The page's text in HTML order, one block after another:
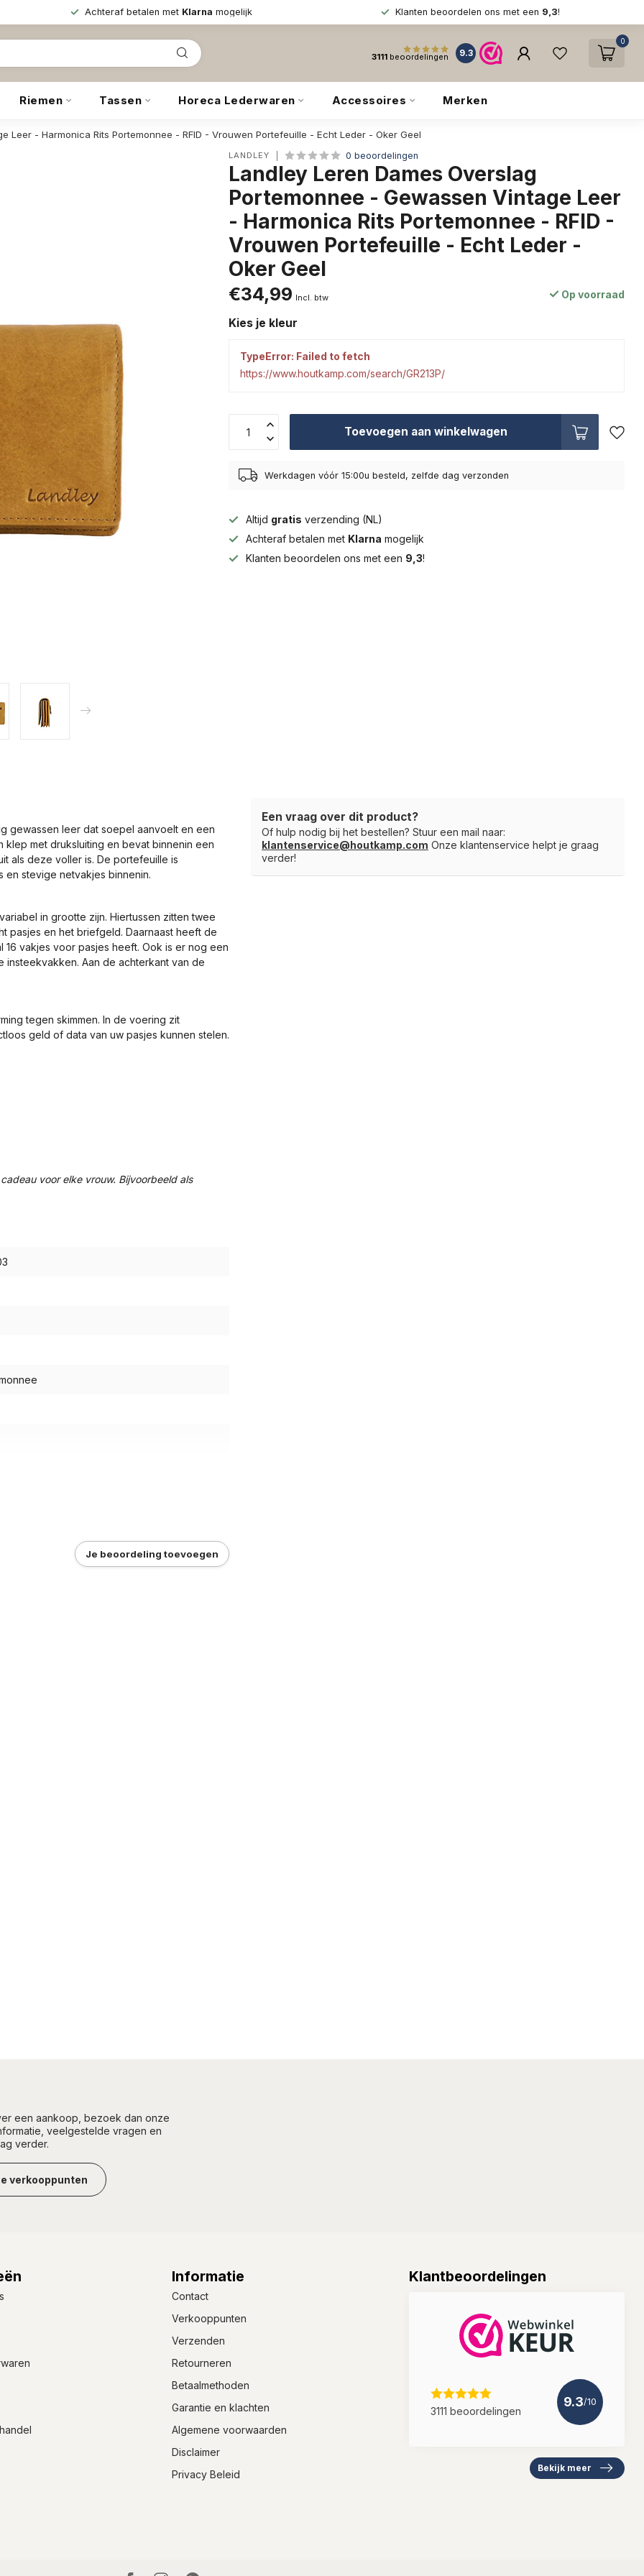
Achteraf betalen met Klarna mogelijk Klanten beoordelen ons met een 9,3!
3111 beoordelingen 9.3
0
Riemen Tassen Horeca Lederwaren Accessoires Merken
Leer - Harmonica Rits Portemonnee - RFID - Vrouwen Portefeuille - Echt Leder - Oker Geel
LANDLEY 0 beoordelingen
Landley Leren Dames Overslag
Portemonnee - Gewassen Vintage Leer
- Harmonica Rits Portemonnee - RFID -
Vrouwen Portefeuille - Echt Leder -
Oker Geel
€34,99 Incl. btw Op voorraad
Kies je kleur
TypeError: Failed to fetch
https://www.houtkamp.com/search/GR213P/
Toevoegen aan winkelwagen
Werkdagen vóór 15:00u besteld, zelfde dag verzonden
Altijd gratis verzending (NL)
Achteraf betalen met Klarna mogelijk
Klanten beoordelen ons met een 9,3!
gewassen leer dat soepel aanvoelt en een
met druksluiting en bevat binnenin een
als deze voller is. De portefeuille is
en stevige netvakjes binnenin.
in grootte zijn. Hiertussen zitten twee
pasjes en het briefgeld. Daarnaast heeft de
vakjes voor pasjes heeft. Ook is er nog een
Aan de achterkant van de
tegen skimmen. In de voering zit
geld of data van uw pasjes kunnen stelen.
voor elke vrouw. Bijvoorbeeld als
Je beoordeling toevoegen
Een vraag over dit product?
Of hulp nodig bij het bestellen? Stuur een mail naar:
klantenservice@houtkamp.com Onze klantenservice helpt je graag
verder!
een aankoop, bezoek dan onze
veelgestelde vragen en
verder.
verkooppunten
Informatie
Contact
Verkooppunten
Verzenden
Retourneren
Betaalmethoden
Garantie en klachten
Algemene voorwaarden
Disclaimer
Privacy Beleid
Klantbeoordelingen
3111 beoordelingen
9.3/10
Bekijk meer